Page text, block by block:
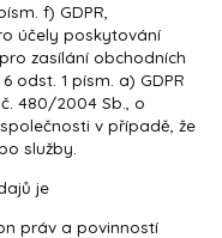
f) GDPR,
účely poskytování
zasílání obchodních
odst. 1 písm. a) GDPR
480/2004 Sb., o
v případě, že
služby.
je
práv a povinností